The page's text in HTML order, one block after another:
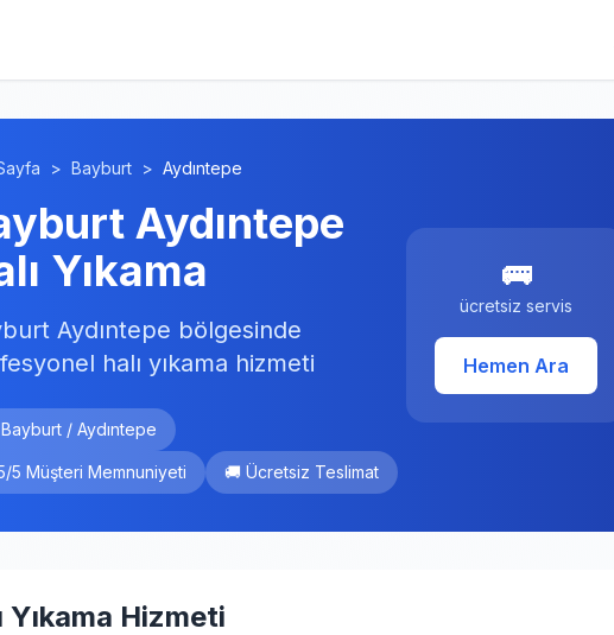
> Bayburt > Aydıntepe
Aydıntepe
Yıkama
Aydıntepe bölgesinde
halı yıkama hizmeti
Bayburt / Aydıntepe
5 Müşteri Memnuniyeti 🚚 Ücretsiz Teslimat
🚌
ücretsiz servis
Hemen Ara
Yıkama Hizmeti